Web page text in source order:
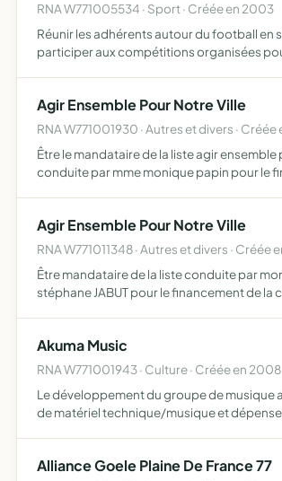
RNA W771005534 · Sport · Créée en 2003
Réunir les adhérents autour du football en
participer aux compétitions organisées
Agir Ensemble Pour Notre Ville
RNA W771001930 · Autres et divers ·
Être le mandataire de la liste agir ensemble
conduite par mme monique papin pour le
conformément à la …
Agir Ensemble Pour Notre Ville
RNA W771011348 · Autres et divers · Créée
Être mandataire de la liste conduite par
stéphane JABUT pour le financement de la
janvier 199…
Akuma Music
RNA W771001943 · Culture · Créée en 2008
Le développement du groupe de musique
de matériel technique/musique et
Alliance Goele Plaine De France 77